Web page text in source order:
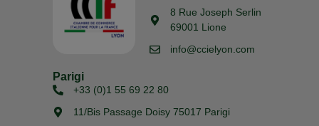
8 Rue Joseph Serlin
69001 Lione
info@ccielyon.com
Parigi
+33 (0)1 55 69 22 80
11/Bis Passage Doisy 75017 Parigi